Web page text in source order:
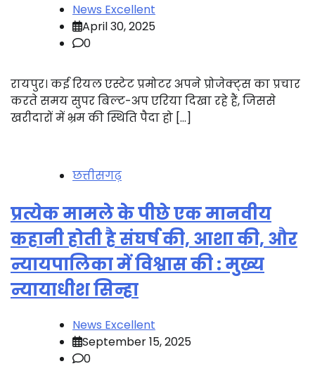
News Excellent
April 30, 2025
0
रायपुर। कई रियल एस्टेट प्रमोटर अपने प्रोजेक्ट्स का प्रचार
करते समय सुपर बिल्ट-अप एरिया दिखा रहे हैं, जिससे
खरीदारों में भ्रम की स्थिति पैदा हो […]
छत्तीसगढ़
प्रत्येक मामले के पीछे एक मानवीय
कहानी होती है संघर्ष की, आशा की, और
न्यायपालिका में विश्वास की : मुख्य
न्यायाधीश सिन्हा
News Excellent
September 15, 2025
0